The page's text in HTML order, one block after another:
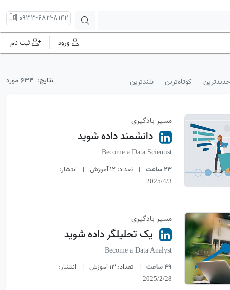
0933-683-8142
ورود ثبت نام
کوتاه‌ترین بلند‌ترین نتایج: 634مورد
مسیـر یادگیـری
دانشمند داده شوید
Become a Data Scientist
23 ساعت | تعداد:12 آموزش | انتشار:
2025/4/3
مسیـر یادگیـری
یک تحلیلگر داده شوید
Become a Data Analyst
49 ساعت | تعداد:13 آموزش | انتشار:
2025/2/28